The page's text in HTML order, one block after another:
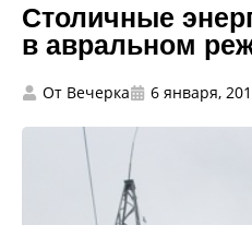
Столичные
в авральном
От Вечерка 6 января,